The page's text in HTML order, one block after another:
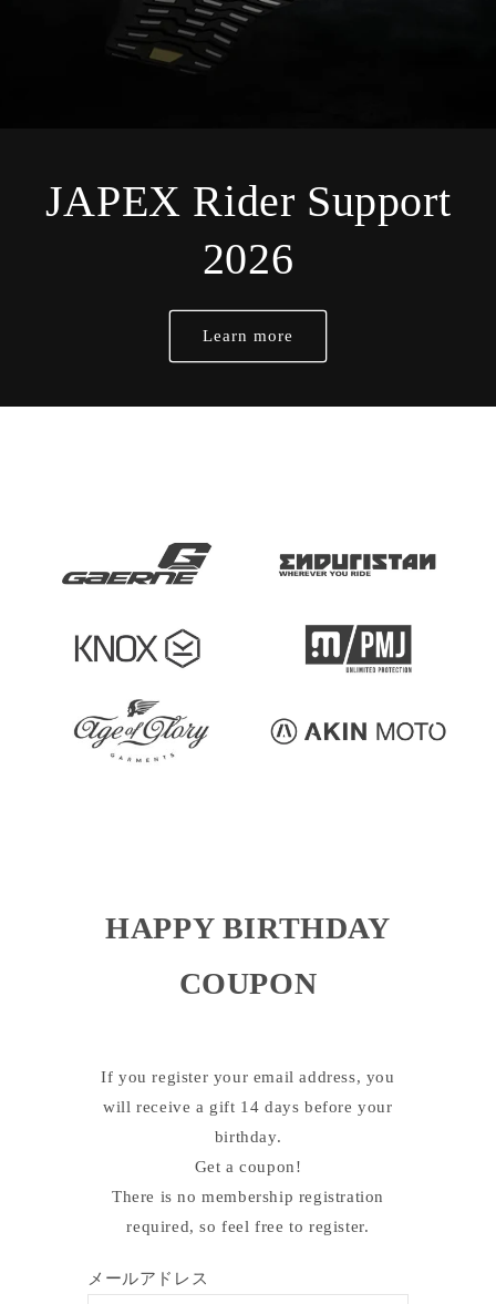
JAPEX Rider Support
2026
Learn more
HAPPY BIRTHDAY
COUPON
If you register your email address, you
will receive a gift 14 days before your
birthday.
Get a coupon!
There is no membership registration
required, so feel free to register.
メールアドレス